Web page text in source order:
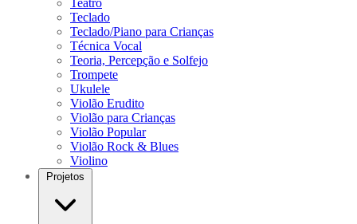
Teclado
Teclado/Piano para Crianças
Técnica Vocal
Teoria, Percepção e Solfejo
Trompete
Ukulele
Violão Erudito
Violão para Crianças
Violão Popular
Violão Rock & Blues
Violino
Projetos